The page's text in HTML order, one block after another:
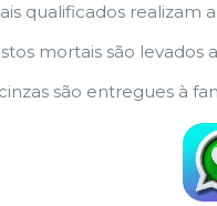
qualificados realizam
mortais são levados
são entregues à